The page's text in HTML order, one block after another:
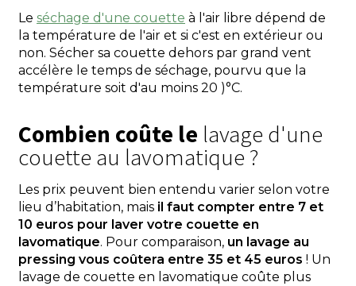
Le séchage d'une couette à l'air libre dépend de
la température de l'air et si c'est en extérieur ou
non. Sécher sa couette dehors par grand vent
accélère le temps de séchage, pourvu que la
température soit d'au moins 20 )°C.
Combien coûte le lavage d'une
couette au lavomatique ?
Les prix peuvent bien entendu varier selon votre
lieu d’habitation, mais il faut compter entre 7 et
10 euros pour laver votre couette en
lavomatique. Pour comparaison, un lavage au
pressing vous coûtera entre 35 et 45 euros ! Un
lavage de couette en lavomatique coûte plus